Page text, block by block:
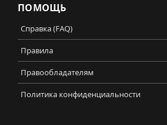
ПОМОЩЬ
Справка (FAQ)
Правила
Правообладателям
Политика конфиденциальности